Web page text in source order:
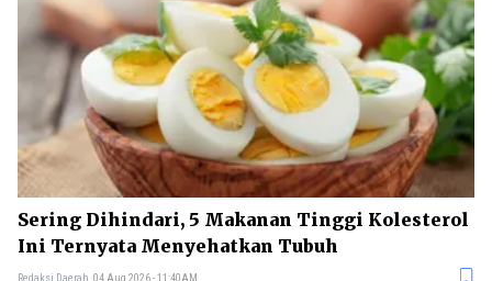
Sering Dihindari, 5 Makanan Tinggi Kolesterol
Ini Ternyata Menyehatkan Tubuh